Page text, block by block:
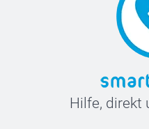
Hilfe, direkt